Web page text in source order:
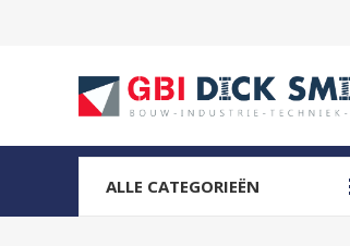
ALLE CATEGORIEËN